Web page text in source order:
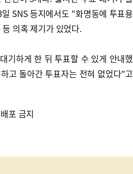
SNS 등지에서도 “화명동에 투표용
의혹 제기가 있었다.
기하게 한 뒤 투표할 수 있게 안내했
고 돌아간 투표자는 전혀 없었다”고
포 금지